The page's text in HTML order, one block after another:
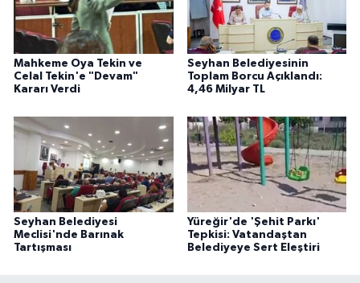
Mahkeme Oya Tekin ve
Celal Tekin'e "Devam"
Kararı Verdi
Seyhan Belediyesinin
Toplam Borcu Açıklandı:
4,46 Milyar TL
Seyhan Belediyesi
Meclisi'nde Barınak
Tartışması
Yüreğir'de 'Şehit Parkı'
Tepkisi: Vatandaştan
Belediyeye Sert Eleştiri